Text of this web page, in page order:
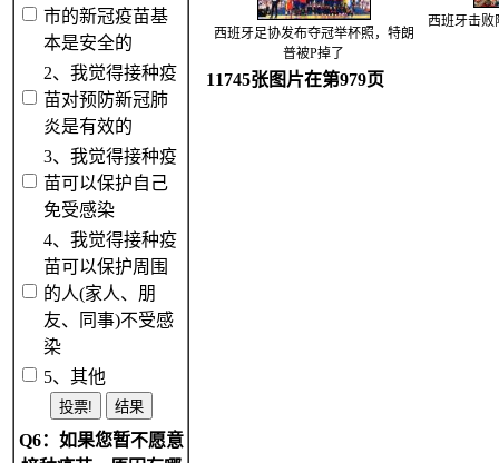
市的新冠疫苗基
本是安全的
2、我觉得接种疫
苗对预防新冠肺
炎是有效的
3、我觉得接种疫
苗可以保护自己
免受感染
4、我觉得接种疫
苗可以保护周围
的人(家人、朋
友、同事)不受感
染
5、其他
Q6：如果您暂不愿意
西班牙足协发布夺冠举杯照，特朗
普被P掉了
西班牙击败
11745张图片在第979页